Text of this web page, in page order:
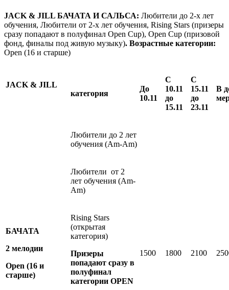
JACK & JILL БАЧАТА И САЛЬСА: Любители до 2-х лет
обучения, Любители от 2-х лет обучения, Rising Stars (призеры
сразу попадают в полуфинал Open Cup), Open Cup (призовой
фонд, финалы под живую музыку). Возрастные категории:
Open (16 и старше)
JACK & JILL
категория
До
10.11
С
10.11
до
15.11
С
15.11
до
23.11
В
БАЧАТА
2 мелодии
Open (16 и
старше)
Любители до 2 лет
обучения (Am-Аm)
1500 1800 2100
Любители от 2
лет обучения (Am-
Аm)
Rising Stars
(открытая
категория)
Призеры
попадают сразу в
полуфинал
категории OPEN